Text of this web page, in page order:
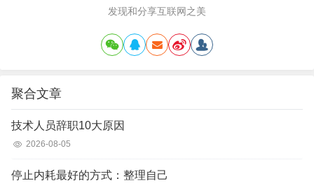
发现和分享互联网之美
聚合文章
技术人员辞职10大原因
2026-08-05
停止内耗最好的方式：整理自己